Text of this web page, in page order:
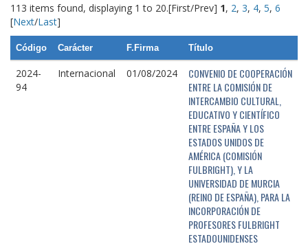
113 items found, displaying 1 to 20.[First/Prev] 1, 2, 3, 4, 5, 6
[Next/Last]
Código Carácter F.Firma Título
2024-
94
Internacional 01/08/2024
CONVENIO DE COOPERACIÓN
ENTRE LA COMISIÓN DE
INTERCAMBIO CULTURAL,
EDUCATIVO Y CIENTÍFICO
ENTRE ESPAÑA Y LOS
ESTADOS UNIDOS DE
AMÉRICA (COMISIÓN
FULBRIGHT), Y LA
UNIVERSIDAD DE MURCIA
(REINO DE ESPAÑA), PARA LA
INCORPORACIÓN DE
PROFESORES FULBRIGHT
ESTADOUNIDENSES